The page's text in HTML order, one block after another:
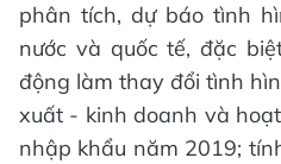
phân tích, dự báo tình
nước và quốc tế, đặc
động làm thay đổi tình
xuất - kinh doanh và
nhập khẩu năm 2019;